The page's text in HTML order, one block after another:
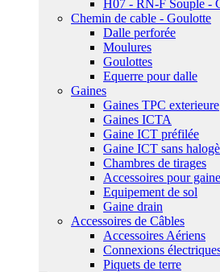
H07 - RN-F Souple -
Chemin de cable - Goulotte
Dalle perforée
Moulures
Goulottes
Equerre pour dalle
Gaines
Gaines TPC exterieure
Gaines ICTA
Gaine ICT préfilée
Gaine ICT sans
Chambres de tirages
Accessoires pour gaine
Equipement de sol
Gaine drain
Accessoires de Câbles
Accessoires Aériens
Connexions
Piquets de terre